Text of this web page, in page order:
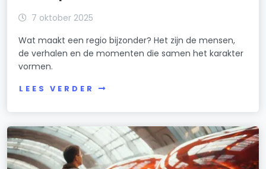
7 oktober 2025
Wat maakt een regio bijzonder? Het zijn de mensen,
de verhalen en de momenten die samen het karakter
vormen.
LEES VERDER